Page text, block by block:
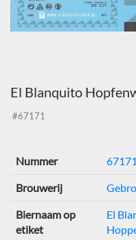
El Blanquito
#67171
Nummer
67171
Brouwerij
Biernaam op
etiket
El